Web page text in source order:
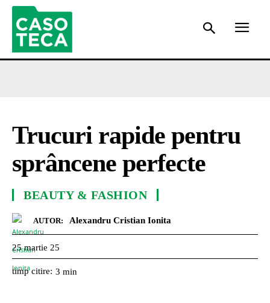
Trucuri rapide pentru
sprâncene perfecte
BEAUTY & FASHION
AUTOR: Alexandru Cristian Ionita
25 martie 25
timp citire: 3 min